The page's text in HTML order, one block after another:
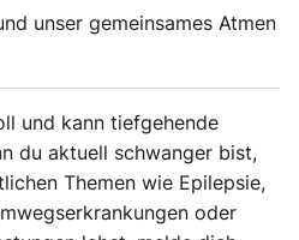
unser gemeinsames Atmen
und kann tiefgehende
du aktuell schwanger bist,
Themen wie Epilepsie,
oder